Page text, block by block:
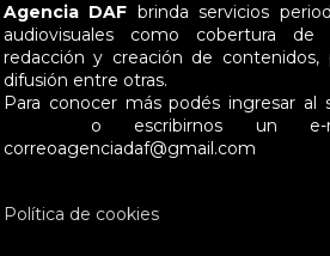
Agencia DAF brinda servicios
audiovisualescomo cobertura de
redacción y creación de contenidos,
difusión entre otras.
Para conocer más podés ingresar al
o escribirnos un e-
correoagenciadaf@gmail.com
Política de cookies